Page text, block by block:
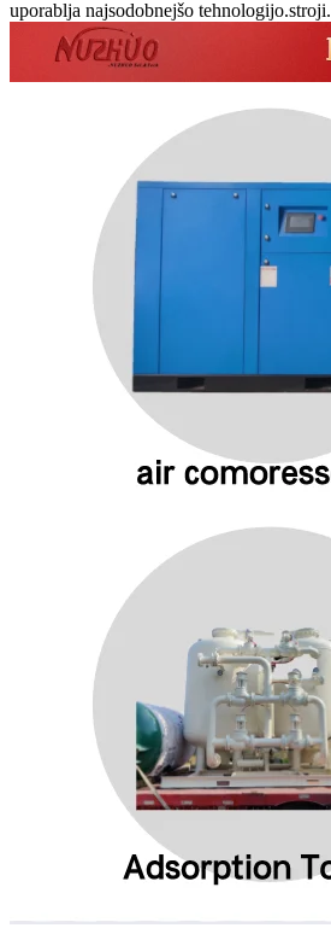
uporablja najsodobnejšo tehnologijo.stroji.